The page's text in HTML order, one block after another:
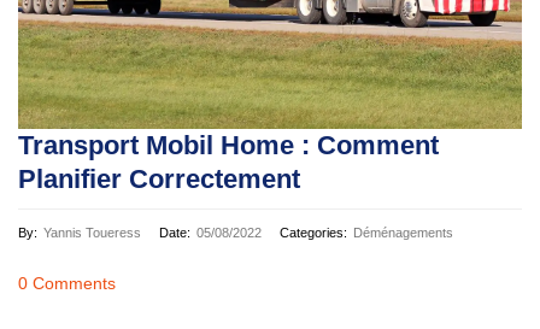
Transport Mobil Home : Comment
Planifier Correctement
By: Yannis Toueress Date: 05/08/2022 Categories: Déménagements
0 Comments